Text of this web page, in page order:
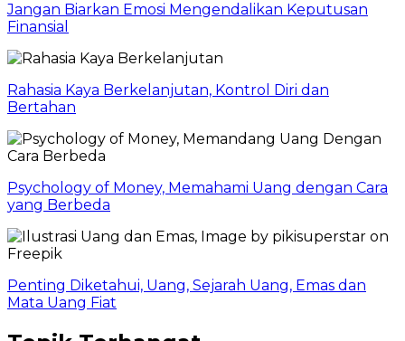
Jangan Biarkan Emosi Mengendalikan Keputusan
Finansial
Rahasia Kaya Berkelanjutan, Kontrol Diri dan
Bertahan
Psychology of Money, Memahami Uang dengan Cara
yang Berbeda
Penting Diketahui, Uang, Sejarah Uang, Emas dan
Mata Uang Fiat